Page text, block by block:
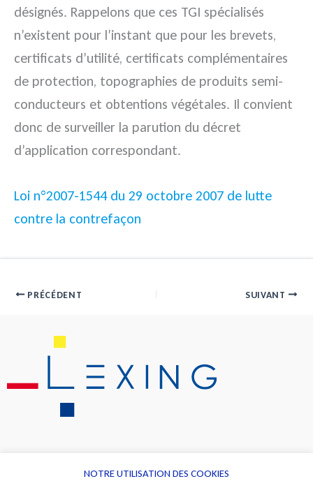
désignés. Rappelons que ces TGI spécialisés
n’existent pour l’instant que pour les brevets,
certificats d’utilité, certificats complémentaires
de protection, topographies de produits semi-
conducteurs et obtentions végétales. Il convient
donc de surveiller la parution du décret
d’application correspondant.
Loi n°2007-1544 du 29 octobre 2007 de lutte
contre la contrefaçon
PRÉCÉDENT SUIVANT
NOTRE UTILISATION DES COOKIES